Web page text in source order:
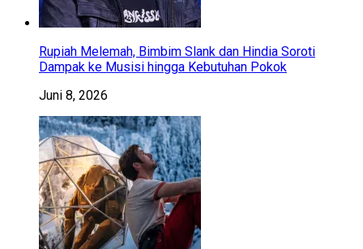
Rupiah Melemah, Bimbim Slank dan Hindia Soroti
Dampak ke Musisi hingga Kebutuhan Pokok
Juni 8, 2026